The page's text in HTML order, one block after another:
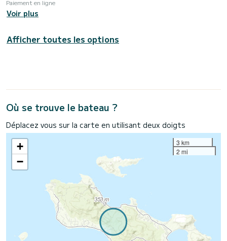
Paiement en ligne
Voir plus
Afficher toutes les options
Où se trouve le bateau ?
Déplacez vous sur la carte en utilisant deux doigts
+
−
3 km
2 mi